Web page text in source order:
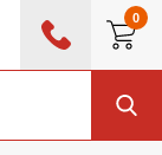
0